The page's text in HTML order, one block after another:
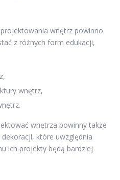
wnętrz powinno
z różnych form edukacji,
wnętrz,
wnętrza powinny także
które uwzględnia
ich projekty będą bardziej